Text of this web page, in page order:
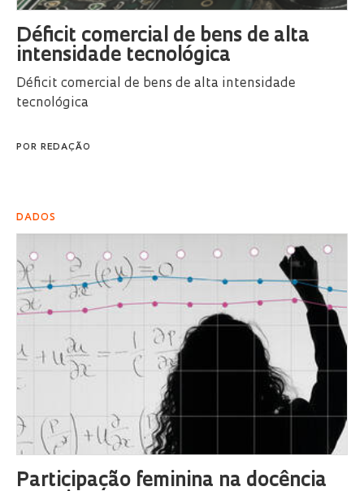
Déficit comercial de bens de alta
intensidade tecnológica
Déficit comercial de bens de alta intensidade
tecnológica
POR REDAÇÃO
DADOS
Participação feminina na docência